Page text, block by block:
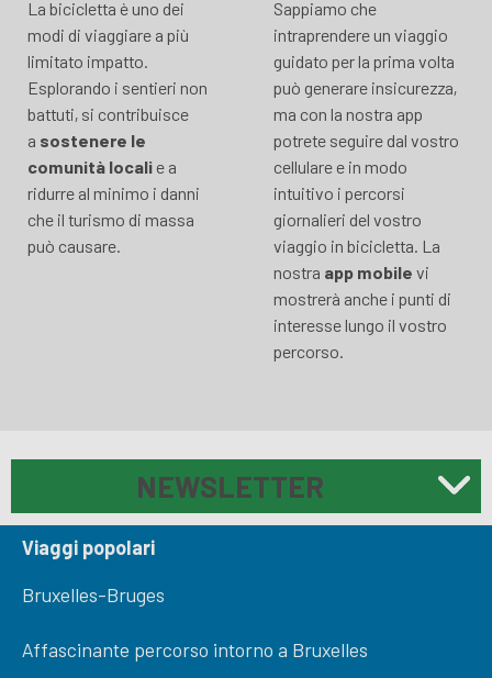
La bicicletta è uno dei
modi di viaggiare a più
limitato impatto.
Esplorando i sentieri non
battuti, si contribuisce
a sostenere le
comunità locali e a
ridurre al minimo i danni
che il turismo di massa
può causare.
Sappiamo che
intraprendere un viaggio
guidato per la prima volta
può generare insicurezza,
ma con la nostra app
potrete seguire dal vostro
cellulare e in modo
intuitivo i percorsi
giornalieri del vostro
viaggio in bicicletta. La
nostra app mobile vi
mostrerà anche i punti di
interesse lungo il vostro
percorso.
NEWSLETTER
Viaggi popolari
Bruxelles-Bruges
Affascinante percorso intorno a Bruxelles